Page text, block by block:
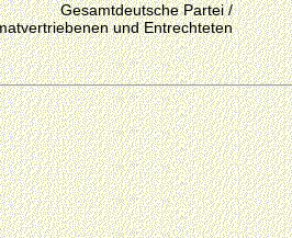
Gesamtdeutsche Partei /
und Entrechteten